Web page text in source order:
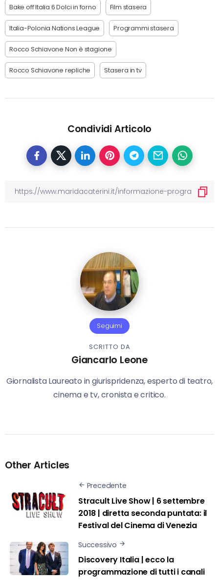
Bake off Italia 6 Dolci in forno Film stasera
Italia-Polonia Nations League Programmi stasera
Rocco Schiavone Non è stagione
Rocco Schiavone repliche Stasera in tv
Condividi Articolo
Seguimi
SCRITTO DA
Giancarlo Leone
Giornalista Laureato in giurispridenza, esperto di teatro,
cinema e tv, cronista e critico.
Other Articles
Precedente
Stracult Live Show | 6 settembre
2018 | diretta seconda puntata: il
Festival del Cinema di Venezia
Successivo
Discovery Italia | ecco la
programmazione di tutti i canali